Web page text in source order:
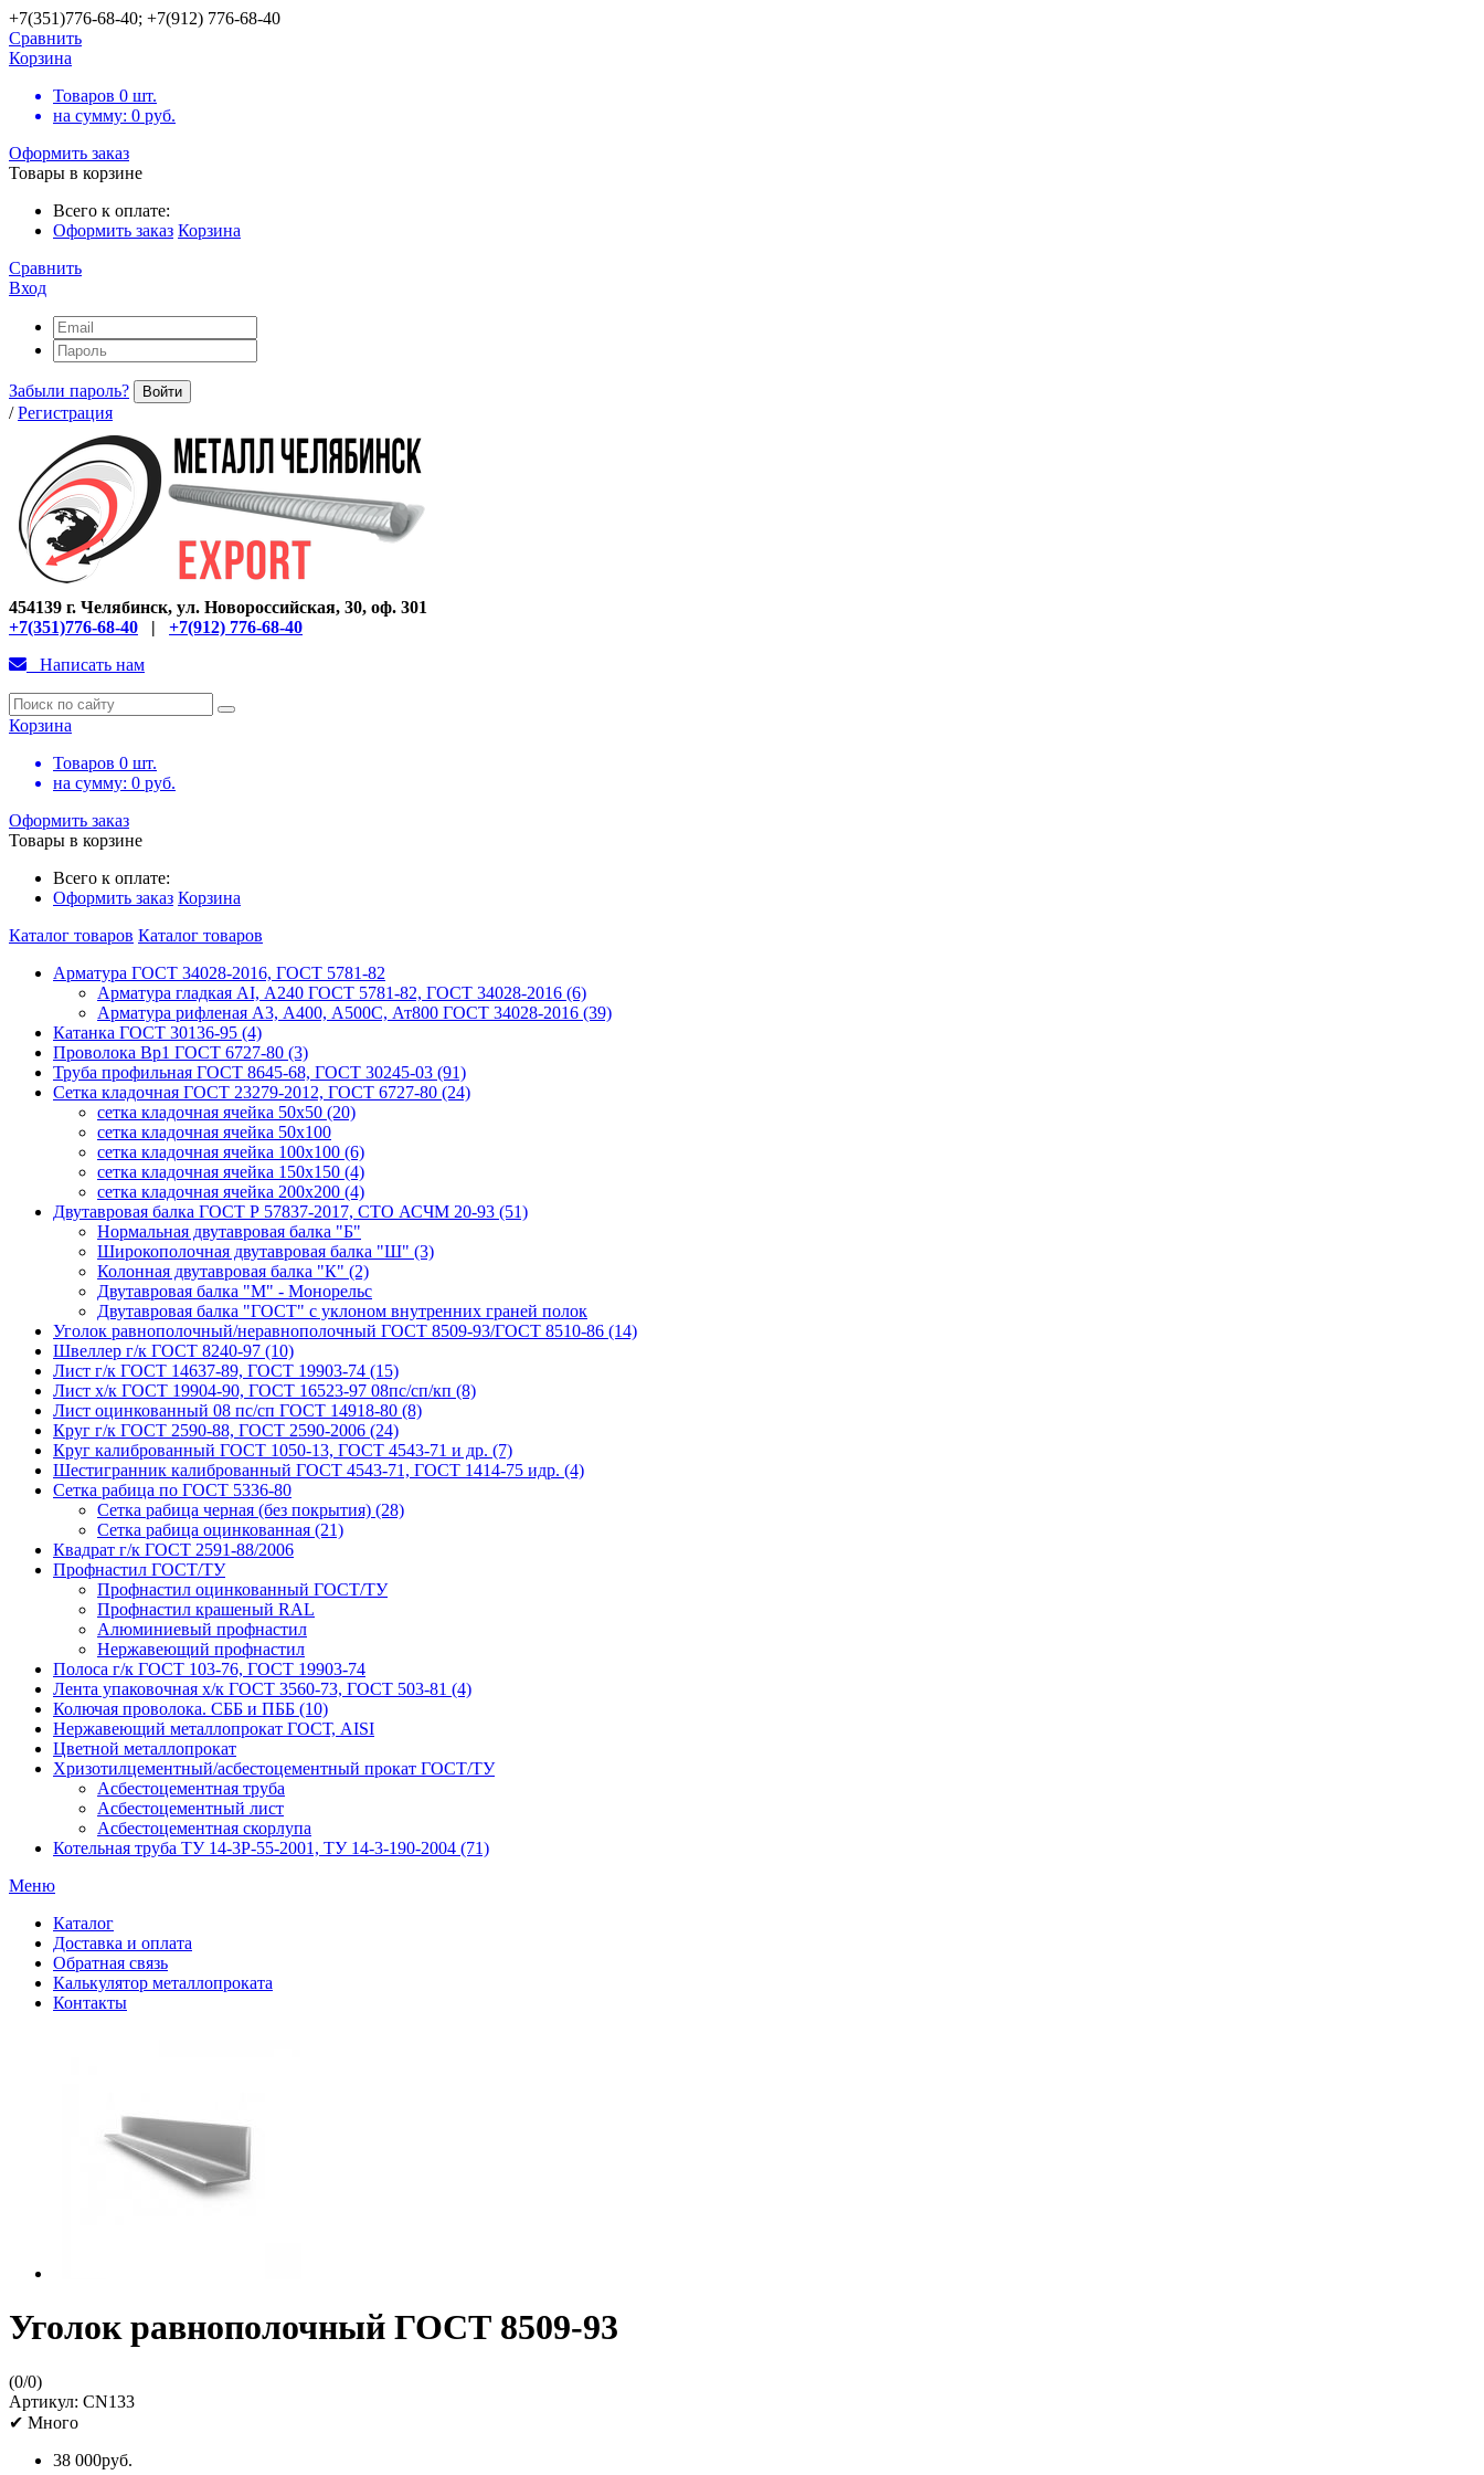
+7(351)776-68-40; +7(912) 776-68-40
Сравнить
Корзина
Товаров 0 шт.
на сумму: 0 руб.
Оформить заказ
Товары в корзине
Всего к оплате:
Оформить заказ Корзина
Сравнить
Вход
Забыли пароль? Войти
/ Регистрация
454139 г. Челябинск, ул. Новороссийская, 30, оф. 301
+7(351)776-68-40 | +7(912) 776-68-40
Написать нам
Корзина
Товаров 0 шт.
на сумму: 0 руб.
Оформить заказ
Товары в корзине
Всего к оплате:
Оформить заказ Корзина
Каталог товаров Каталог товаров
Арматура ГОСТ 34028-2016, ГОСТ 5781-82
Арматура гладкая AI, А240 ГОСТ 5781-82, ГОСТ 34028-2016 (6)
Арматура рифленая A3, А400, А500С, Ат800 ГОСТ 34028-2016 (39)
Катанка ГОСТ 30136-95 (4)
Проволока Вр1 ГОСТ 6727-80 (3)
Труба профильная ГОСТ 8645-68, ГОСТ 30245-03 (91)
Сетка кладочная ГОСТ 23279-2012, ГОСТ 6727-80 (24)
сетка кладочная ячейка 50x50 (20)
сетка кладочная ячейка 50x100
сетка кладочная ячейка 100x100 (6)
сетка кладочная ячейка 150x150 (4)
сетка кладочная ячейка 200x200 (4)
Двутавровая балка ГОСТ Р 57837-2017, СТО АСЧМ 20-93 (51)
Нормальная двутавровая балка "Б"
Широкополочная двутавровая балка "Ш" (3)
Колонная двутавровая балка "К" (2)
Двутавровая балка "М" - Монорельс
Двутавровая балка "ГОСТ" с уклоном внутренних граней полок
Уголок равнополочный/неравнополочный ГОСТ 8509-93/ГОСТ 8510-86 (14)
Швеллер г/к ГОСТ 8240-97 (10)
Лист г/к ГОСТ 14637-89, ГОСТ 19903-74 (15)
Лист х/к ГОСТ 19904-90, ГОСТ 16523-97 08пс/сп/кп (8)
Лист оцинкованный 08 пс/сп ГОСТ 14918-80 (8)
Круг г/к ГОСТ 2590-88, ГОСТ 2590-2006 (24)
Круг калиброванный ГОСТ 1050-13, ГОСТ 4543-71 и др. (7)
Шестигранник калиброванный ГОСТ 4543-71, ГОСТ 1414-75 идр. (4)
Сетка рабица по ГОСТ 5336-80
Сетка рабица черная (без покрытия) (28)
Сетка рабица оцинкованная (21)
Квадрат г/к ГОСТ 2591-88/2006
Профнастил ГОСТ/ТУ
Профнастил оцинкованный ГОСТ/ТУ
Профнастил крашеный RAL
Алюминиевый профнастил
Нержавеющий профнастил
Полоса г/к ГОСТ 103-76, ГОСТ 19903-74
Лента упаковочная х/к ГОСТ 3560-73, ГОСТ 503-81 (4)
Колючая проволока. СББ и ПББ (10)
Нержавеющий металлопрокат ГОСТ, AISI
Цветной металлопрокат
Хризотилцементный/асбестоцементный прокат ГОСТ/ТУ
Асбестоцементная труба
Асбестоцементный лист
Асбестоцементная скорлупа
Котельная труба ТУ 14-3Р-55-2001, ТУ 14-3-190-2004 (71)
Меню
Каталог
Доставка и оплата
Обратная связь
Калькулятор металлопроката
Контакты
Уголок равнополочный ГОСТ 8509-93
(0/0)
Артикул: CN133
✔ Много
38 000руб.